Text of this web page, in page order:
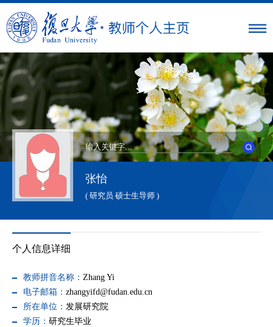
张怡
( 研究员 硕士生导师 )
个人信息详细
教师拼音名称： Zhang Yi
电子邮箱： zhangyifd@fudan.edu.cn
所在单位： 发展研究院
学历： 研究生毕业